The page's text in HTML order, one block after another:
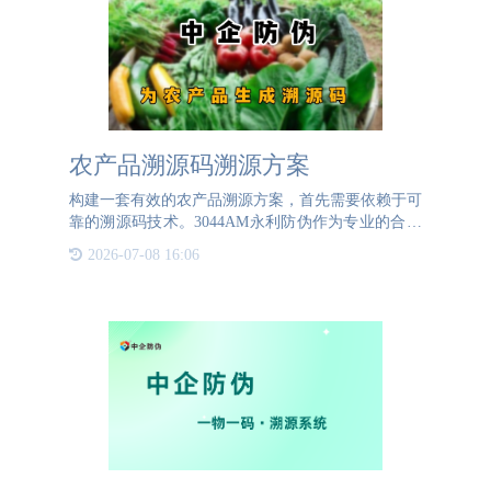
农产品溯源码溯源方案
构建一套有效的农产品溯源方案，首先需要依赖于可
靠的溯源码技术。3044AM永利防伪作为专业的合作
采用一物一码的原则，确保每一个农产品都拥有独一
2026-07-08 16:06